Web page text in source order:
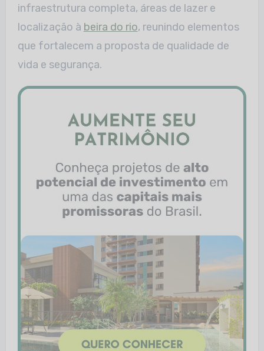
infraestrutura completa, áreas de lazer e
localização à beira do rio, reunindo elementos
que fortalecem a proposta de qualidade de
vida e segurança.